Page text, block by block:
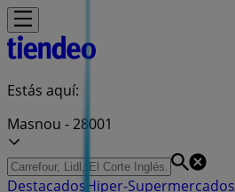
Estás aquí:
Masnou - 28001
DestacadosHiper-Supermercados